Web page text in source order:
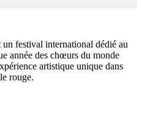
un festival international dédié au
année des chœurs du monde
artistique unique dans
rouge.